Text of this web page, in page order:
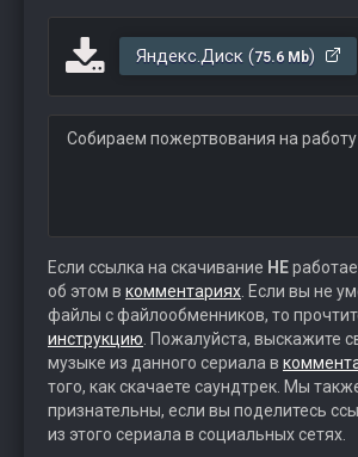
Яндекс.Диск (75.6 Mb)
Собираем пожертвования на работу
Если ссылка на скачивание НЕ
об этом в комментариях . Если вы не
файлы с файлообменников, то
инструкцию . Пожалуйста, выскажите
музыке из данного сериала в
того, как скачаете саундтрек. Мы
признательны, если вы поделитесь
из этого сериала в социальных сетях.